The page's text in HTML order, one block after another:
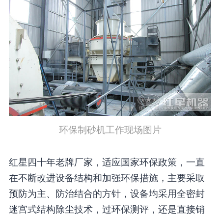
环保制砂机工作现场图片
红星四十年老牌厂家，适应国家环保政策，一直
在不断改进设备结构和加强环保措施，主要采取
预防为主、防治结合的方针，设备均采用全密封
迷宫式结构除尘技术，过环保测评，还是直接销